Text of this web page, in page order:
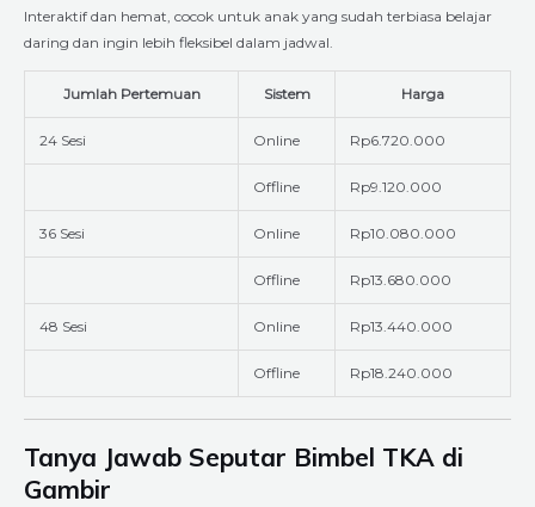
Interaktif dan hemat, cocok untuk anak yang sudah terbiasa belajar
daring dan ingin lebih fleksibel dalam jadwal.
Jumlah Pertemuan Sistem Harga
24 Sesi Online Rp6.720.000
Offline Rp9.120.000
36 Sesi Online Rp10.080.000
Offline Rp13.680.000
48 Sesi Online Rp13.440.000
Offline Rp18.240.000
Tanya Jawab Seputar Bimbel TKA di
Gambir